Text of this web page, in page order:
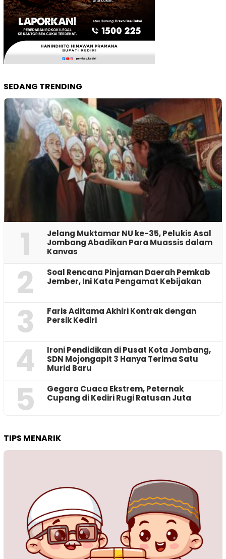
SEDANG TRENDING
1
Jelang Muktamar NU ke-35, Pelukis Asal
Jombang Abadikan Para Muassis dalam
Kanvas
2
‎Soal Rencana Pinjaman Daerah Pemkab
Jember, Ini Kata Pengamat Kebijakan ‎
3
Faris Aditama Akhiri Kontrak dengan
Persik Kediri
4
Ironi Pendidikan di Pusat Kota Jombang,
SDN Mojongapit 3 Hanya Terima Satu
Murid Baru
5
‎Gegara Cuaca Ekstrem, Peternak
Cupang di Kediri Rugi Ratusan Juta
TIPS MENARIK